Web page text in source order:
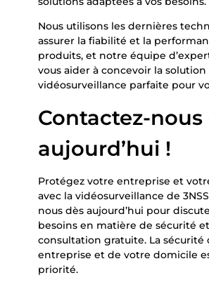
Nous utilisons les dernières
assurer la fiabilité et la
produits, et notre équipe
vous aider à concevoir la solution
vidéosurveillance parfaite pour
Contactez-nous
aujourd’hui !
Protégez votre entreprise et
avec la vidéosurveillance de
nous dès aujourd’hui pour
besoins en matière de sécurité
consultation gratuite. La sécurité
entreprise et de votre domicile
priorité.